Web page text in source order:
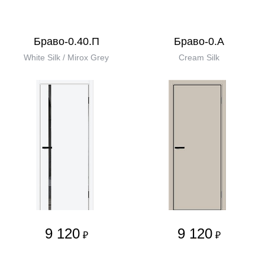
Браво-0.40.П
White Silk / Mirox Grey
9 120 ₽
Браво-0.А
Cream Silk
9 120 ₽